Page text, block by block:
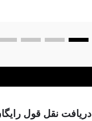
دریافت نقل قول